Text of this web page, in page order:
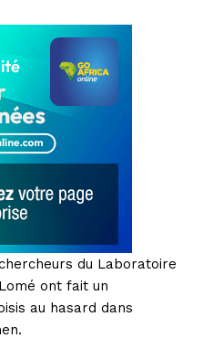
du Laboratoire
ont fait un
au hasard dans